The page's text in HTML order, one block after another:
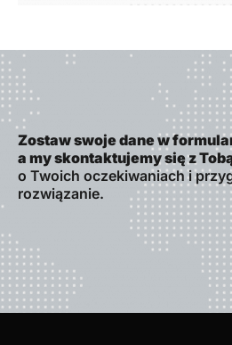
Zostaw swoje dane w
a my skontaktujemy się z
o Twoich oczekiwaniach i
rozwiązanie.